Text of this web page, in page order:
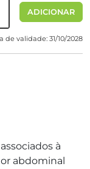
ADICIONAR
validade: 31/10/2028
à
abdominal